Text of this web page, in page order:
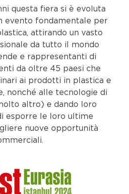
questa fiera si è evoluta
evento fondamentale per
attirando un vasto
da tutto il mondo
e rappresentanti di
da oltre 45 paesi che
ai prodotti in plastica e
nonché alle tecnologie di
altro) e dando loro
esporre le loro ultime
nuove opportunità